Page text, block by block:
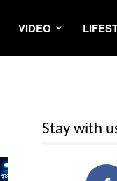
VIDEO
Stay with